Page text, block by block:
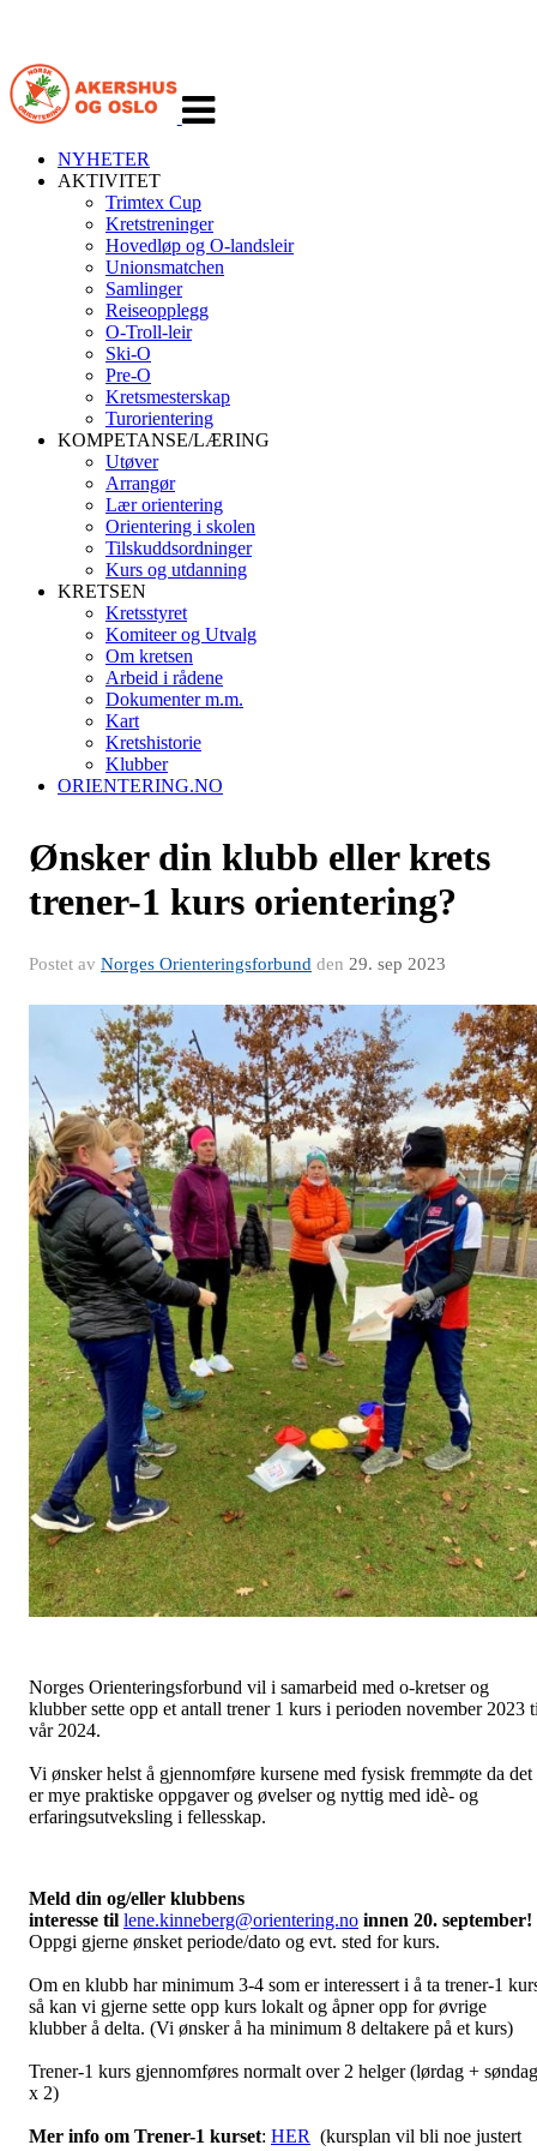
navigasjon
NYHETER
AKTIVITET
Trimtex Cup
Kretstreninger
Hovedløp og O-landsleir
Unionsmatchen
Samlinger
Reiseopplegg
O-Troll-leir
Ski-O
Pre-O
Kretsmesterskap
Turorientering
KOMPETANSE/LÆRING
Utøver
Arrangør
Lær orientering
Orientering i skolen
Tilskuddsordninger
Kurs og utdanning
KRETSEN
Kretsstyret
Komiteer og Utvalg
Om kretsen
Arbeid i rådene
Dokumenter m.m.
Kart
Kretshistorie
Klubber
ORIENTERING.NO
Ønsker din klubb eller krets
trener-1 kurs orientering?
Postet av Norges Orienteringsforbund den 29. sep 2023
Norges Orienteringsforbund vil i samarbeid med o-kretser og
klubber sette opp et antall trener 1 kurs i perioden november 2023
vår 2024.
Vi ønsker helst å gjennomføre kursene med fysisk fremmøte da det
er mye praktiske oppgaver og øvelser og nyttig med idè- og
erfaringsutveksling i fellesskap.
Meld din og/eller klubbens
interesse til lene.kinneberg@orientering.no innen 20. september!
Oppgi gjerne ønsket periode/dato og evt. sted for kurs.
Om en klubb har minimum 3-4 som er interessert i å ta trener-1
så kan vi gjerne sette opp kurs lokalt og åpner opp for øvrige
klubber å delta. (Vi ønsker å ha minimum 8 deltakere på et kurs)
Trener-1 kurs gjennomføres normalt over 2 helger (lørdag + søndag
x 2)
Mer info om Trener-1 kurset: HER (kursplan vil bli noe justert